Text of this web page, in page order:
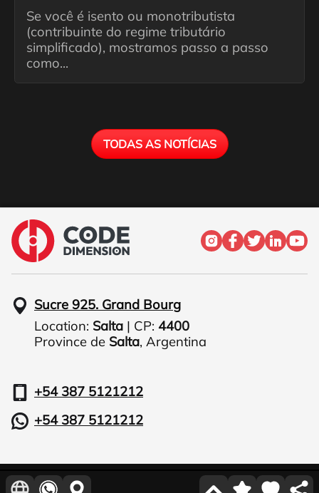
Se você é isento ou monotributista
(contribuinte do regime tributário
simplificado), mostramos passo a passo
como...
TODAS AS NOTÍCIAS
Sucre 925. Grand Bourg
Location: Salta | CP: 4400
Province de Salta, Argentina
+54 387 5121212
+54 387 5121212